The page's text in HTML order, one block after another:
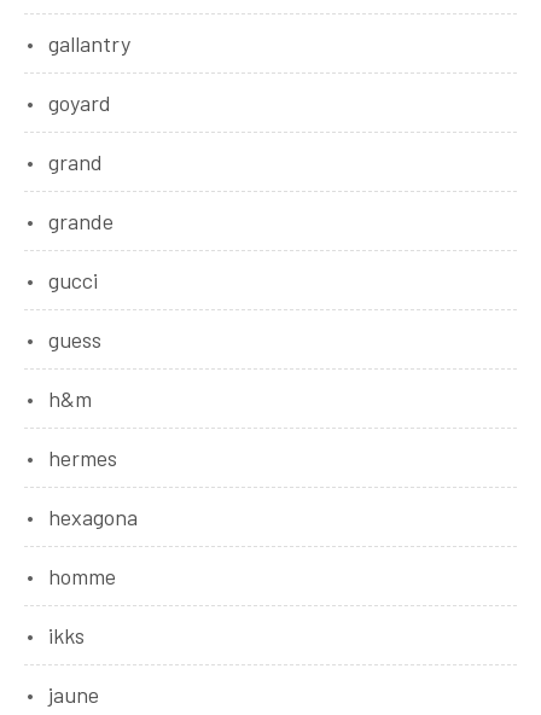
gallantry
goyard
grand
grande
gucci
guess
h&m
hermes
hexagona
homme
ikks
jaune